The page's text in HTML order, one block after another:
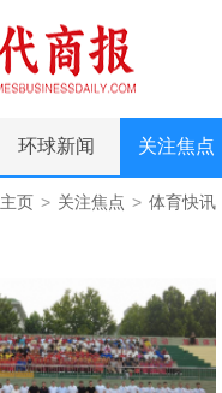
环球新闻 关注焦点
主页 > 关注焦点 > 体育快讯